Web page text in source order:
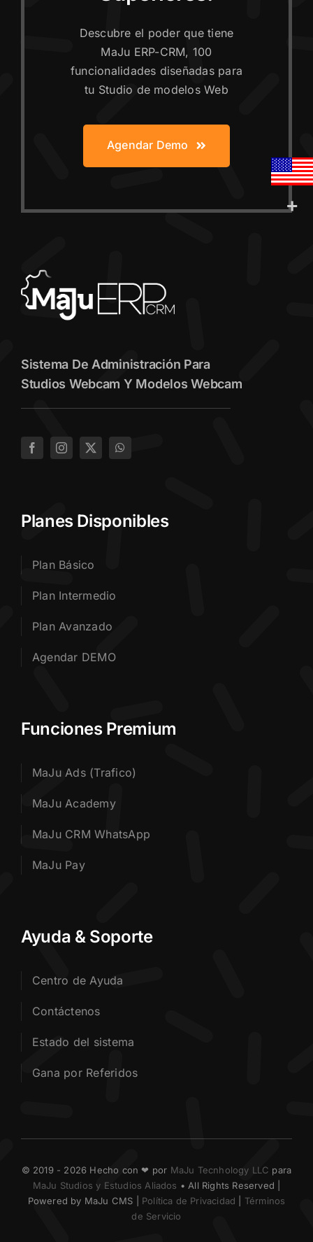
Descubre el poder que tiene
MaJu ERP-CRM, 100
funcionalidades diseñadas para
tu Studio de modelos Web
Agendar Demo
Sistema De Administración Para
Studios Webcam Y Modelos Webcam
Planes Disponibles
Plan Básico
Plan Intermedio
Plan Avanzado
Agendar DEMO
Funciones Premium
MaJu Ads (Trafico)
MaJu Academy
MaJu CRM WhatsApp
MaJu Pay
Ayuda & Soporte
Centro de Ayuda
Contáctenos
Estado del sistema
Gana por Referidos
© 2019 - 2026 Hecho con ❤ por MaJu Tecnhology LLC para
MaJu Studios y Estudios Aliados • All Rights Reserved |
Powered by MaJu CMS | Política de Privacidad
Términos
de Servicio